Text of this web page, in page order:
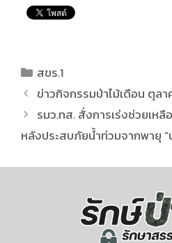
สขร.1
ข่าวกิจกรรมป่าไม้เดือน ตุล
รมว.ทส. สั่งการเร่งช่วยเห
หลังประสบภัยน้ำท่วมจากพายุ “